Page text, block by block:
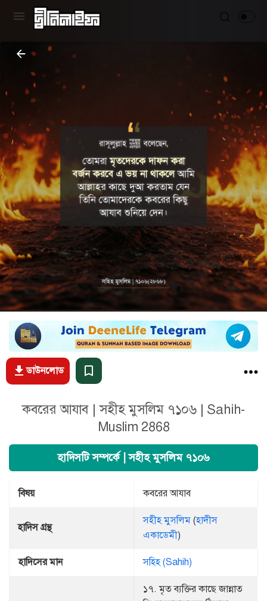
ডাউনলোড
কবরের আযাব | সহীহ মুসলিম ৭১০৬ | Sahih-
Muslim 2868
হাদিসটি সম্পর্কে | সহীহ মুসলিম ৭১০৬
বিষয় কবরের আযাব
হাদিস গ্রন্থ
সহীহ মুসলিম (হাদীস
একাডেমী)
হাদিসের মান সহিহ (Sahih)
১৭. মৃত ব্যক্তির কাছে জান্নাত